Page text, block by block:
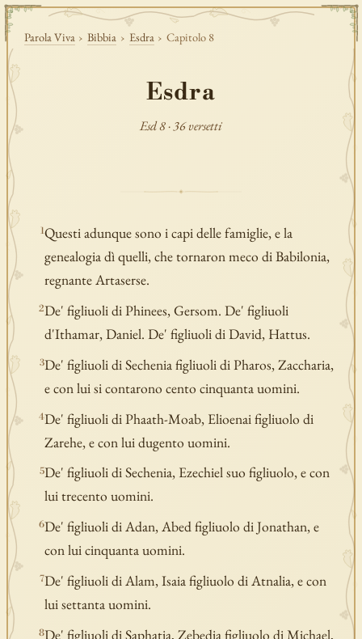
Parola Viva › Bibbia › Esdra › Capitolo 8
Esdra
Esd 8 · 36 versetti
1Questi adunque sono i capi delle famiglie, e la
genealogia dì quelli, che tornaron meco di Babilonia,
regnante Artaserse.
2De' figliuoli di Phinees, Gersom. De' figliuoli
d'Ithamar, Daniel. De' figliuoli di David, Hattus.
3De' figliuoli di Sechenia figliuoli di Pharos, Zaccharia,
e con lui si contarono cento cinquanta uomini.
4De' figliuoli di Phaath-Moab, Elioenai figliuolo di
Zarehe, e con lui dugento uomini.
5De' figliuoli di Sechenia, Ezechiel suo figliuolo, e con
lui trecento uomini.
6De' figliuoli di Adan, Abed figliuolo di Jonathan, e
con lui cinquanta uomini.
7De' figliuoli di Alam, Isaia figliuolo di Atnalia, e con
lui settanta uomini.
8De' figliuoli di Saphatia, Zebedia figliuolo di Michael,